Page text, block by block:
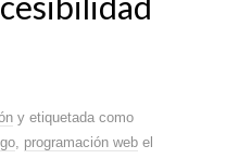
y etiquetada como
, programación web el